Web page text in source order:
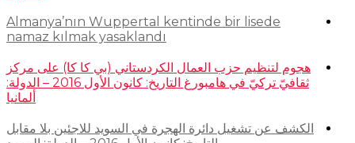
Almanya’nın Wuppertal kentinde bir lisede
namaz kılmak yasaklandı
هجوم لتنظيم حزب العمال الكردستاني (بي كا كا) على مركز
ثقافيّ تركيّ في هامبورغ التاريخ: كانون الأول 2016 – الدولة:
ألمانيا
الكشف عن تشغيل دائرة الهجرة في السويد للاجئين بلا مقابل